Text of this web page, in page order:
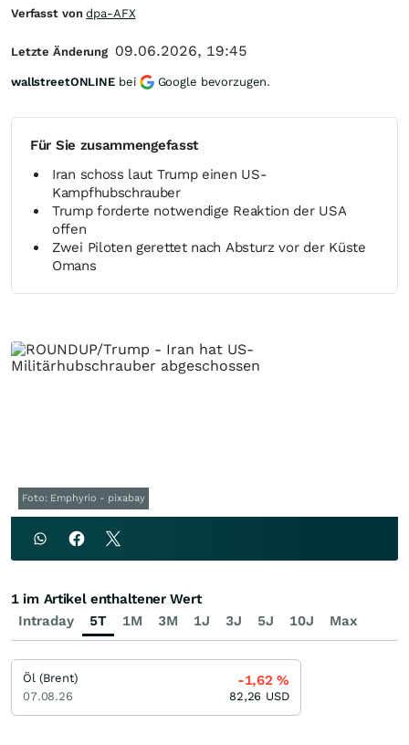
Für Sie zusammengefasst
Iran schoss laut Trump einen US-
Kampfhubschrauber
Trump forderte notwendige Reaktion der USA
offen
Zwei Piloten gerettet nach Absturz vor der Küste
Omans
Foto: Emphyrio - pixabay
Verfasst vondpa-AFX
Letzte Änderung 09.06.2026, 19:45
wallstreetONLINE bei Google bevorzugen.
Intraday 5T 1M 3M 1J 3J 5J 10J Max
1 im Artikel enthaltener Wert
Öl (Brent)
07.08.26
-1,62%
82,26 USD